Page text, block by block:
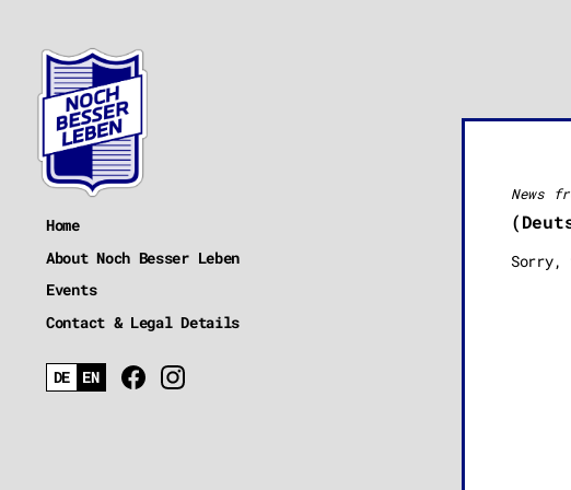
Home
About Noch Besser Leben
Events
Contact & Legal Details
News